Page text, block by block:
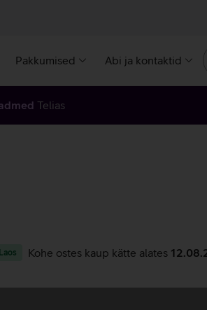
Pakkumised Abi ja kontaktid
Telias
Laos Kohe ostes kaup kätte alates